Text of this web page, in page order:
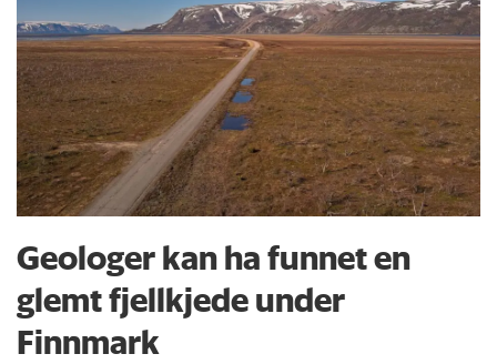
Geologer kan ha funnet en
glemt fjellkjede under
Finnmark